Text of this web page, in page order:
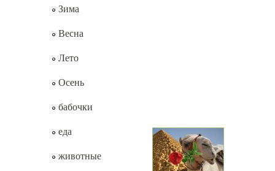
Зима
Весна
Лето
Осень
бабочки
еда
животные